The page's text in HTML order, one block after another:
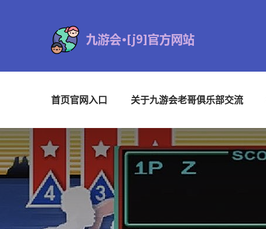
首页官网入口 关于九游会老哥俱乐部交流